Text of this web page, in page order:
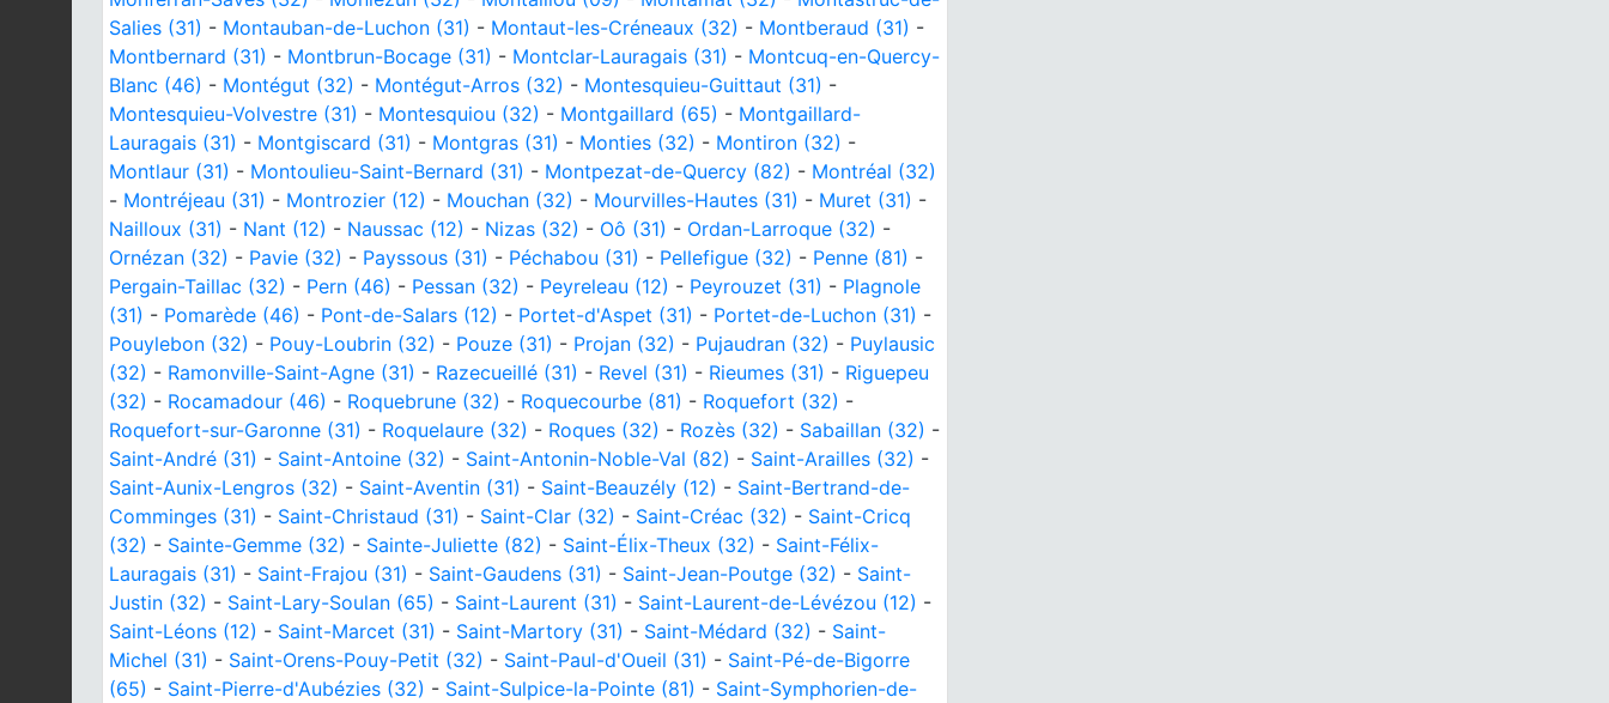
Salies (31) - Montauban-de-Luchon (31) - Montaut-les-Créneaux (32) - Montberaud (31) -
Montbernard (31) - Montbrun-Bocage (31) - Montclar-Lauragais (31) - Montcuq-en-Quercy-
Blanc (46) - Montégut (32) - Montégut-Arros (32) - Montesquieu-Guittaut (31) -
Montesquieu-Volvestre (31) - Montesquiou (32) - Montgaillard (65) - Montgaillard-
Lauragais (31) - Montgiscard (31) - Montgras (31) - Monties (32) - Montiron (32) -
Montlaur (31) - Montoulieu-Saint-Bernard (31) - Montpezat-de-Quercy (82) - Montréal (32)
- Montréjeau (31) - Montrozier (12) - Mouchan (32) - Mourvilles-Hautes (31) - Muret (31) -
Nailloux (31) - Nant (12) - Naussac (12) - Nizas (32) - Oô (31) - Ordan-Larroque (32) -
Ornézan (32) - Pavie (32) - Payssous (31) - Péchabou (31) - Pellefigue (32) - Penne (81) -
Pergain-Taillac (32) - Pern (46) - Pessan (32) - Peyreleau (12) - Peyrouzet (31) - Plagnole
(31) - Pomarède (46) - Pont-de-Salars (12) - Portet-d'Aspet (31) - Portet-de-Luchon (31) -
Pouylebon (32) - Pouy-Loubrin (32) - Pouze (31) - Projan (32) - Pujaudran (32) - Puylausic
(32) - Ramonville-Saint-Agne (31) - Razecueillé (31) - Revel (31) - Rieumes (31) - Riguepeu
(32) - Rocamadour (46) - Roquebrune (32) - Roquecourbe (81) - Roquefort (32) -
Roquefort-sur-Garonne (31) - Roquelaure (32) - Roques (32) - Rozès (32) - Sabaillan (32) -
Saint-André (31) - Saint-Antoine (32) - Saint-Antonin-Noble-Val (82) - Saint-Arailles (32) -
Saint-Aunix-Lengros (32) - Saint-Aventin (31) - Saint-Beauzély (12) - Saint-Bertrand-de-
Comminges (31) - Saint-Christaud (31) - Saint-Clar (32) - Saint-Créac (32) - Saint-Cricq
(32) - Sainte-Gemme (32) - Sainte-Juliette (82) - Saint-Élix-Theux (32) - Saint-Félix-
Lauragais (31) - Saint-Frajou (31) - Saint-Gaudens (31) - Saint-Jean-Poutge (32) - Saint-
Justin (32) - Saint-Lary-Soulan (65) - Saint-Laurent (31) - Saint-Laurent-de-Lévézou (12) -
Saint-Léons (12) - Saint-Marcet (31) - Saint-Martory (31) - Saint-Médard (32) - Saint-
Michel (31) - Saint-Orens-Pouy-Petit (32) - Saint-Paul-d'Oueil (31) - Saint-Pé-de-Bigorre
(65) - Saint-Pierre-d'Aubézies (32) - Saint-Sulpice-la-Pointe (81) - Saint-Symphorien-de-